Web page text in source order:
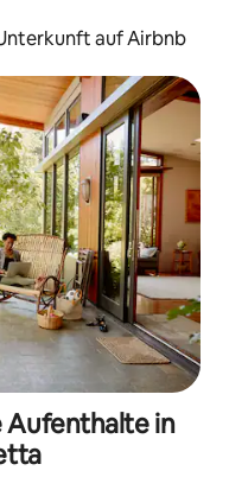
auf Airbnb
Aufenthalte in